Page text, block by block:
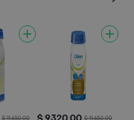
$ 11.650,00 $ 11.650,00